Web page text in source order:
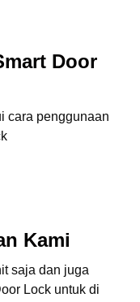
Door
cara penggunaan
Kami
saja dan juga
Lock untuk di